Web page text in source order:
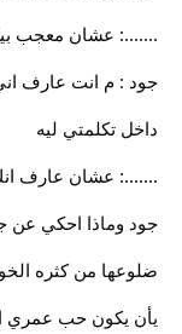
.......: عشان معجب
جود : م انت عارف
داخل تكلمتي ليه
.......: عشان عارف
جود وماذا احكي عن
ضلوعها من كثره
يأن يكون حب عمري